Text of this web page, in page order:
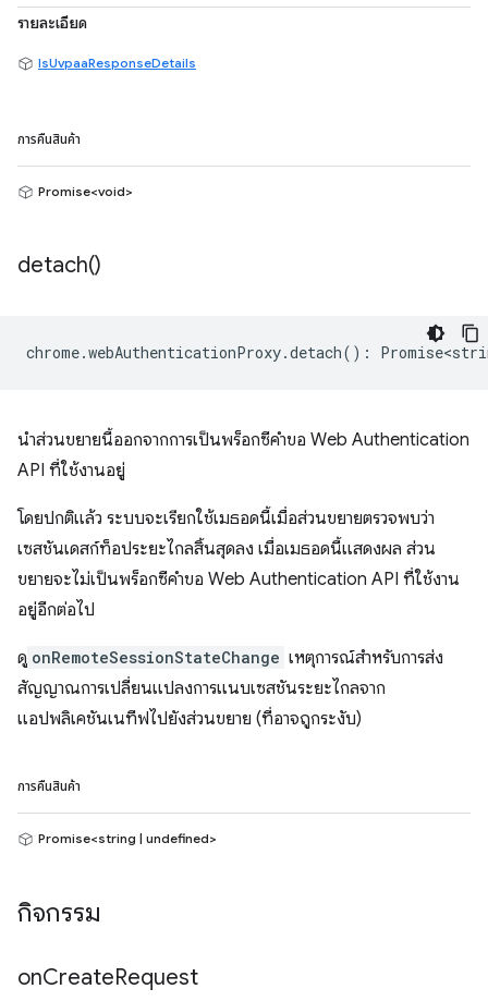
รายละเอียด
IsUvpaaResponseDetails
การคืนสินค้า
Promise<void>
detach()
chrome.webAuthenticationProxy.detach() :
นำส่วนขยายนี้ออกจากการเป็นพร็อกซีคำขอ Web Authentication
API ที่ใช้งานอยู่
โดยปกติแล้ว ระบบจะเรียกใช้เมธอดนี้เมื่อส่วนขยายตรวจพบว่า
เซสชันเดสก์ท็อประยะไกลสิ้นสุดลง เมื่อเมธอดนี้แสดงผล ส่วน
ขยายจะไม่เป็นพร็อกซีคำขอ Web Authentication API ที่ใช้งาน
อยู่อีกต่อไป
ดู onRemoteSessionStateChange เหตุการณ์สำหรับการส่ง
สัญญาณการเปลี่ยนแปลงการแนบเซสชันระยะไกลจาก
แอปพลิเคชันเนทีฟไปยังส่วนขยาย (ที่อาจถูกระงับ)
การคืนสินค้า
Promise<string | undefined>
กิจกรรม
onCreateRequest